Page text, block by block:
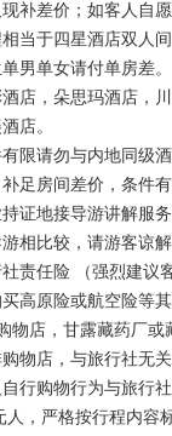
补差价；如客人自
当于四星酒店双人
男单女请付单房差。
店，朵思玛酒店，
店。
有限请勿与内地同级
足房间差价，条件
证地接导游讲解服
相比较，请游客谅
责任险 （强烈建议
高原险或航空险等
物店，甘露藏药厂
物店，与旅行社无
行购物行为与旅行
人，严格按行程内容